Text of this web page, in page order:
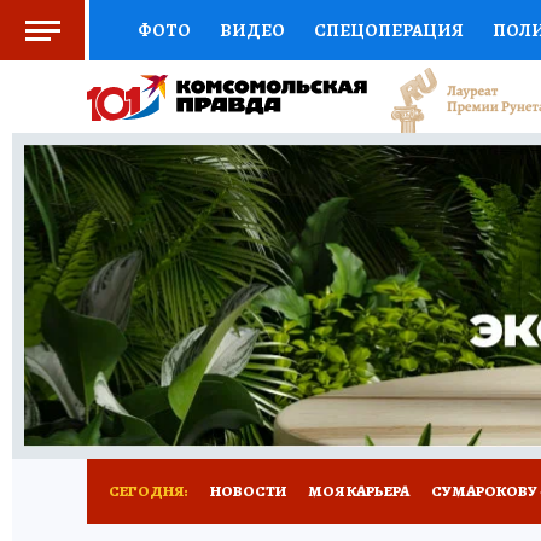
ФОТО ВИДЕО СПЕЦОПЕРАЦИЯ
СОЦПОДДЕРЖКА НАУКА АФИША
ВЫБОР ЭКСПЕРТОВ ДОКТОР
КНИЖНАЯ ПОЛКА ПРОГНОЗЫ НА СПОРТ
ПРЕСС-ЦЕНТР НЕДВИЖИМОСТЬ
РАДИО КП РЕКЛАМА ТЕСТЫ НОВОЕ
СЕГОДНЯ: НОВОСТИ МОЯ КАРЬЕРА СУМАРОКОВУ